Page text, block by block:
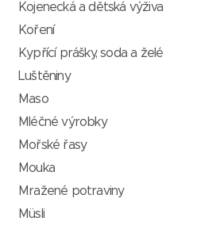
Kojenecká a dětská výživa
Koření
Kypřící prášky, soda a želé
Luštěniny
Maso
Mléčné výrobky
Mořské řasy
Mouka
Mražené potraviny
Müsli